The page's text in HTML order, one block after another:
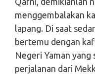
menggembalakan
lapang. Di saat
bertemu dengan
Negeri Yaman yang
perjalanan dari